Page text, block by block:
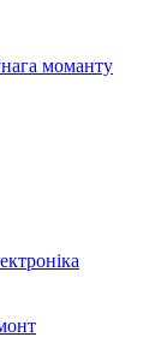
моманту